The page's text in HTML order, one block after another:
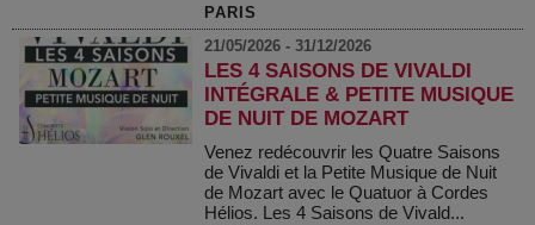
PARIS
21/05/2026 - 31/12/2026
LES 4 SAISONS DE VIVALDI
INTÉGRALE & PETITE MUSIQUE
DE NUIT DE MOZART
Venez redécouvrir les Quatre Saisons
de Vivaldi et la Petite Musique de Nuit
de Mozart avec le Quatuor à Cordes
Hélios. Les 4 Saisons de Vivald...